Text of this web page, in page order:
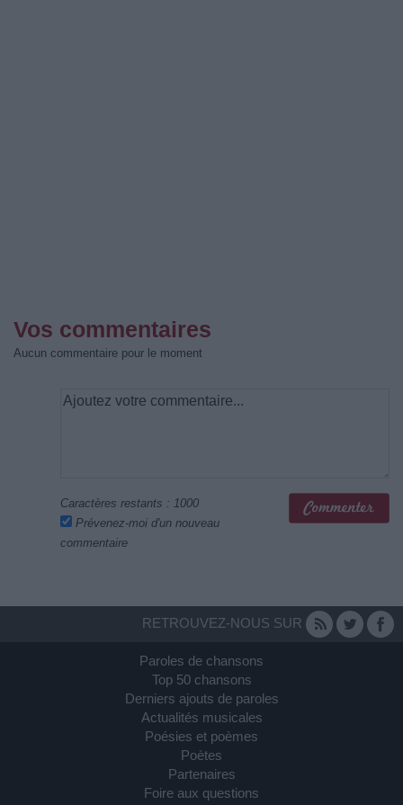
Vos commentaires
Aucun commentaire pour le moment
Caractères restants : 1000
Prévenez-moi d'un nouveau
commentaire
RETROUVEZ-NOUS SUR
Paroles de chansons
Top 50 chansons
Derniers ajouts de paroles
Actualités musicales
Poésies et poèmes
Poètes
Partenaires
Foire aux questions